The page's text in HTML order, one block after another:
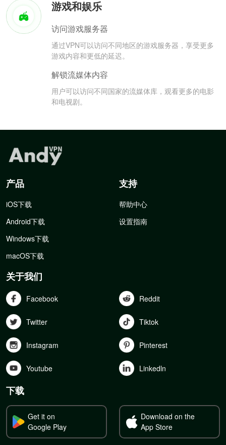
游戏和娱乐
访问游戏服务器
通过VPN可以访问不同地区的游戏服务器，享受更多
游戏内容和更低的延迟。
解锁流媒体内容
用户可以访问不同国家的流媒体库，观看更多的电影
和电视剧。
产品
iOS下载
Android下载
Windows下载
macOS下载
支持
帮助中心
设置指南
关于我们
Facebook Reddit
Twitter Tiktok
Instagram Pinterest
Youtube Linkedln
下载
Get it on
Google Play
Download on the
App Store